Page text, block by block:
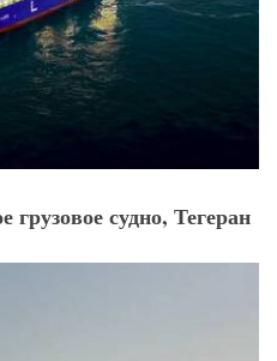
судно, Тегеран